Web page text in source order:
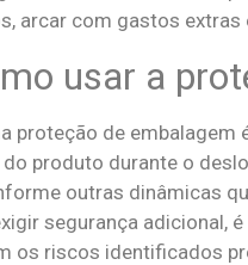
arcar com gastos
usar a
proteção de
produto durante o
outras dinâmicas
segurança adicional,
os riscos identificados